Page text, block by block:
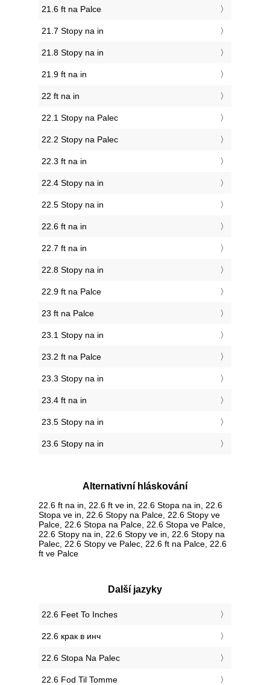
21.6 ft na Palce
21.7 Stopy na in
21.8 Stopy na in
21.9 ft na in
22 ft na in
22.1 Stopy na Palec
22.2 Stopy na Palec
22.3 ft na in
22.4 Stopy na in
22.5 Stopy na in
22.6 ft na in
22.7 ft na in
22.8 Stopy na in
22.9 ft na Palce
23 ft na Palce
23.1 Stopy na in
23.2 ft na Palce
23.3 Stopy na in
23.4 ft na in
23.5 Stopy na in
23.6 Stopy na in
Alternativní hláskování
22.6 ft na in, 22.6 ft ve in, 22.6 Stopa na in, 22.6
Stopa ve in, 22.6 Stopy na Palce, 22.6 Stopy ve
Palce, 22.6 Stopa na Palce, 22.6 Stopa ve Palce,
22.6 Stopy na in, 22.6 Stopy ve in, 22.6 Stopy na
Palec, 22.6 Stopy ve Palec, 22.6 ft na Palce, 22.6
ft ve Palce
Další jazyky
‎22.6 Feet To Inches
‎22.6 крак в инч
‎22.6 Stopa Na Palec
‎22.6 Fod Til Tomme